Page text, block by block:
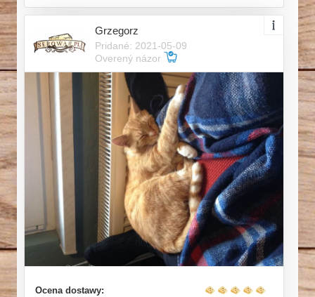
Grzegorz
Pridané: 2021-05-09
Overený názor
Ocena dostawy: